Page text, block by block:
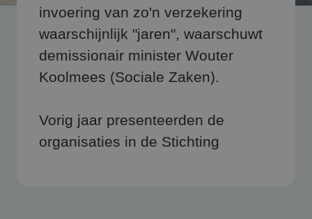
invoering van zo'n verzekering
waarschijnlijk "jaren", waarschuwt
demissionair minister Wouter
Koolmees (Sociale Zaken).
Vorig jaar presenteerden de
organisaties in de Stichting